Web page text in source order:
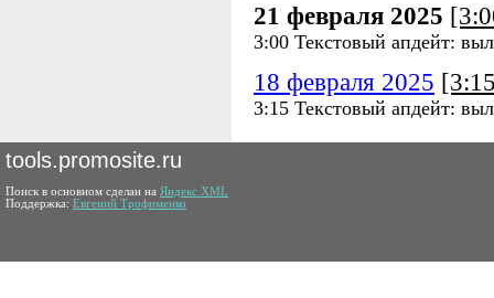
21 февраля 2025
3:00 Текстовый апдейт:
18 февраля 2025
3:15 Текстовый апдейт:
tools.promosite.ru
Поиск в основном сделан на Яндекс.XML
Поддержка: Евгений Трофименко